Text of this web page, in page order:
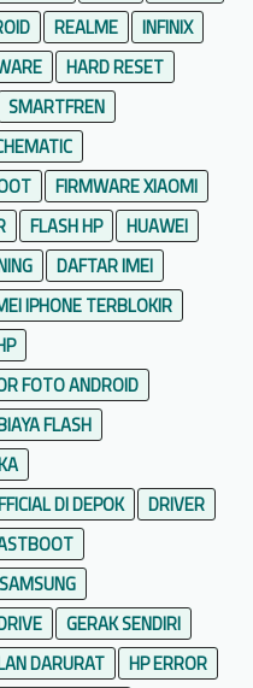
REALME
INFINIX
HARD RESET
SMARTFREN
FIRMWARE XIAOMI
FLASH HP
HUAWEI
DAFTAR IMEI
IPHONE TERBLOKIR
FOTO ANDROID
FLASH
DI DEPOK
DRIVER
GERAK SENDIRI
DARURAT
HP ERROR